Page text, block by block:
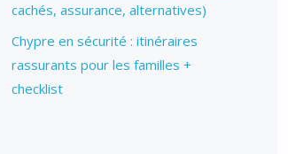
cachés, assurance, alternatives)
Chypre en sécurité : itinéraires
rassurants pour les familles +
checklist